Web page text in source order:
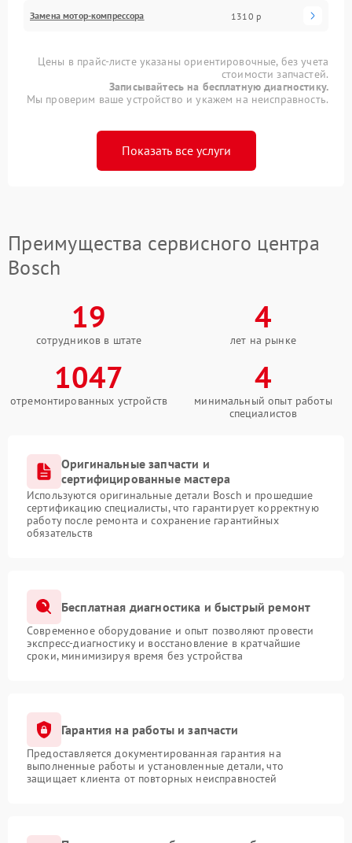
Замена мотор-компрессора 1310 р
Цены в прайс-листе указаны ориентировочные, без учета
стоимости запчастей.
Записывайтесь на бесплатную диагностику.
Мы проверим ваше устройство и укажем на неисправность.
Показать все услуги
Преимущества сервисного центра
Bosch
19
сотрудников в штате
4
лет на рынке
1047
отремонтированных устройств
4
минимальный опыт работы
специалистов
Оригинальные запчасти и
сертифицированные мастера
Используются оригинальные детали Bosch и прошедшие
сертификацию специалисты, что гарантирует корректную
работу после ремонта и сохранение гарантийных
обязательств
Бесплатная диагностика и быстрый ремонт
Современное оборудование и опыт позволяют провести
экспресс-диагностику и восстановление в кратчайшие
сроки, минимизируя время без устройства
Гарантия на работы и запчасти
Предоставляется документированная гарантия на
выполненные работы и установленные детали, что
защищает клиента от повторных неисправностей